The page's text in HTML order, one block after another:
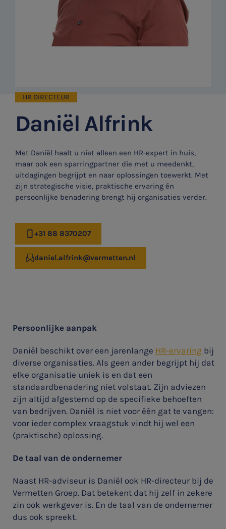
SNEL UW ANTWOORD VINDEN
Zonder gedoe
Meest gezochte onderwerpen
Vacatures
HR DIRECTEUR
Daniël Alfrink
Met Daniël haalt u niet alleen een HR-expert in huis,
maar ook een sparringpartner die met u meedenkt,
uitdagingen begrijpt en naar oplossingen toewerkt. Met
zijn strategische visie, praktische ervaring én
persoonlijke benadering brengt hij organisaties verder.
+31 88 8370207
daniel.alfrink@vermetten.nl
Persoonlijke aanpak
Daniël beschikt over een jarenlange HR-ervaring bij
diverse organisaties. Als geen ander begrijpt hij dat
elke organisatie uniek is en dat een
standaardbenadering niet volstaat. Zijn adviezen
zijn altijd afgestemd op de specifieke behoeften
van bedrijven. Daniël is niet voor één gat te vangen:
voor ieder complex vraagstuk vindt hij wel een
(praktische) oplossing.
De taal van de ondernemer
Naast HR-adviseur is Daniël ook HR-directeur bij de
Vermetten Groep. Dat betekent dat hij zelf in zekere
zin ook werkgever is. En de taal van de ondernemer
dus ook spreekt.